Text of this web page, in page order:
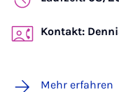
Kontakt:
Mehr erfahren